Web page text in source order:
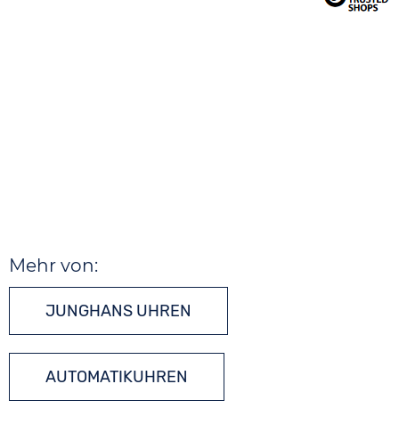
Mehr von:
JUNGHANS UHREN
AUTOMATIKUHREN